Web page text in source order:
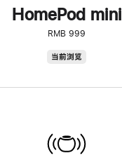
HomePod mini
RMB 999
当前浏览